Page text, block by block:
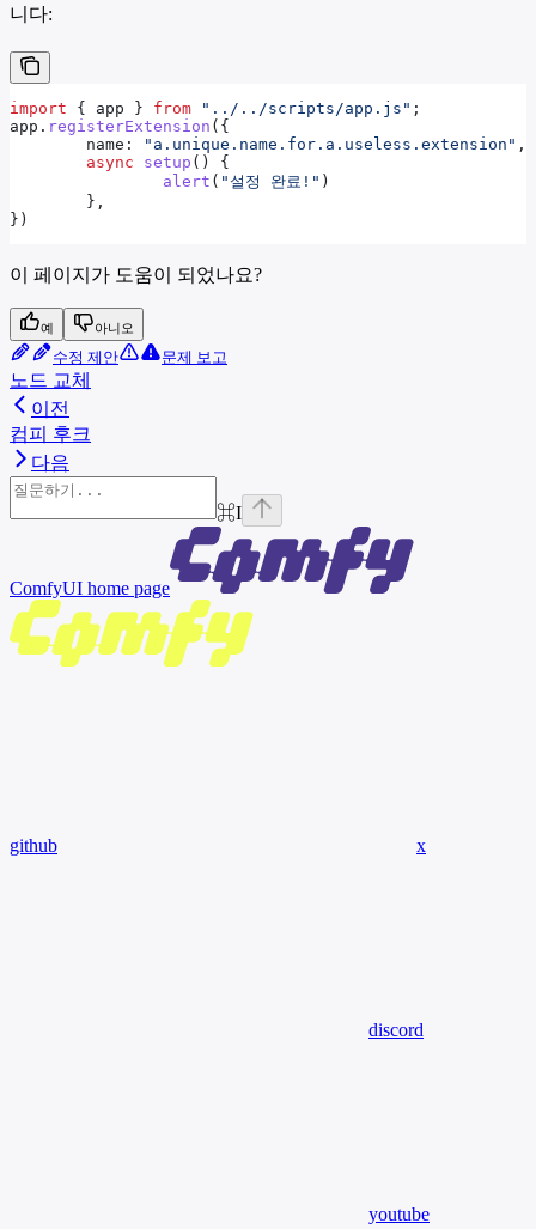
니다:
import { app } from "../../scripts/app.js" ;
app . registerExtension ({
	name:
"a.unique.name.for.a.useless.extension" ,
	async
setup () {
		alert
( "설정 완료!" )
	},
})
이 페이지가 도움이 되었나요?
예 아니오
수정 제안 문제 보고
노드 교체
이전
컴피 후크
다음
⌘I
ComfyUI home page
github x
discord
youtube